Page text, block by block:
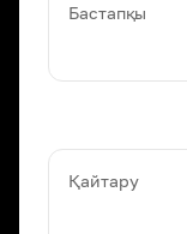
Бастапқы
Қайтару